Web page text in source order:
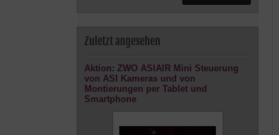
Zuletzt angesehen
Aktion: ZWO ASIAIR Mini Steuerung
von ASI Kameras und von
Montierungen per Tablet und
Smartphone